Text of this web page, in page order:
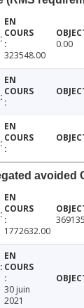
323548.00
0.00
avoided
1772632.00
30 juin
2021